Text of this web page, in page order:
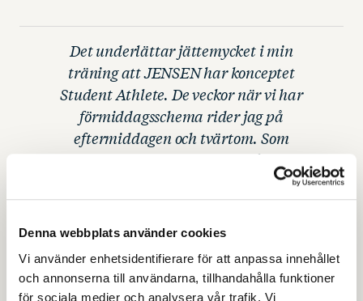
Denna webbplats använder cookies
Vi använder enhetsidentifierare för att anpassa innehållet
och annonserna till användarna, tillhandahålla funktioner
för sociala medier och analysera vår trafik. Vi
Det underlättar jättemycket i min
träning att JENSEN har konceptet
Student Athlete. De veckor när vi har
förmiddagsschema rider jag på
eftermiddagen och tvärtom. Som
individuellt val kan jag också läsa
Tävlingsidrott och utöva min ridning
på skoltid.
Alicia